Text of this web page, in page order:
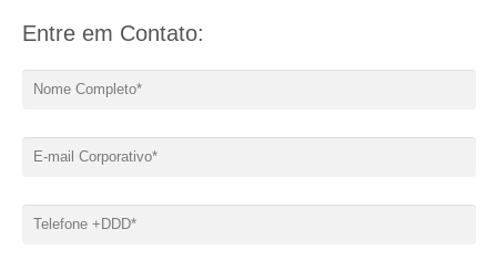
Entre em Contato: